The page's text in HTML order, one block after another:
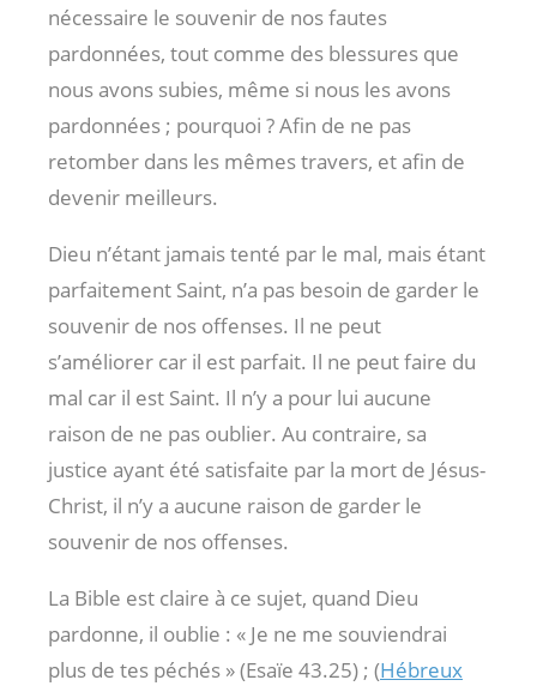
nécessaire le souvenir de nos fautes
pardonnées, tout comme des blessures que
nous avons subies, même si nous les avons
pardonnées ; pourquoi ? Afin de ne pas
retomber dans les mêmes travers, et afin de
devenir meilleurs.
Dieu n’étant jamais tenté par le mal, mais étant
parfaitement Saint, n’a pas besoin de garder le
souvenir de nos offenses. Il ne peut
s’améliorer car il est parfait. Il ne peut faire du
mal car il est Saint. Il n’y a pour lui aucune
raison de ne pas oublier. Au contraire, sa
justice ayant été satisfaite par la mort de Jésus-
Christ, il n’y a aucune raison de garder le
souvenir de nos offenses.
La Bible est claire à ce sujet, quand Dieu
pardonne, il oublie : « Je ne me souviendrai
plus de tes péchés » (Esaïe 43.25) ; (Hébreux